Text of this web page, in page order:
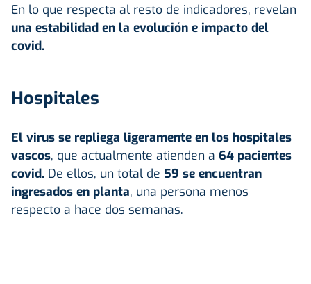
En lo que respecta al resto de indicadores, revelan
una estabilidad en la evolución e impacto del
covid.
Hospitales
El virus se repliega ligeramente en los hospitales
vascos, que actualmente atienden a 64 pacientes
covid. De ellos, un total de 59 se encuentran
ingresados en planta, una persona menos
respecto a hace dos semanas.